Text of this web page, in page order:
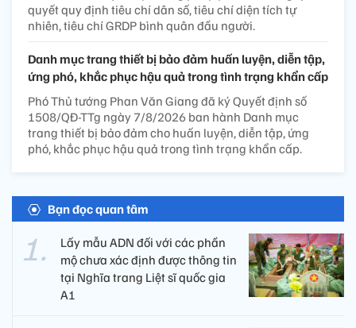
quyết quy định tiêu chí dân số, tiêu chí diện tích tự
nhiên, tiêu chí GRDP bình quân đầu người.
Danh mục trang thiết bị bảo đảm huấn luyện, diễn tập,
ứng phó, khắc phục hậu quả trong tình trạng khẩn cấp
Phó Thủ tướng Phan Văn Giang đã ký Quyết định số
1508/QĐ-TTg ngày 7/8/2026 ban hành Danh mục
trang thiết bị bảo đảm cho huấn luyện, diễn tập, ứng
phó, khắc phục hậu quả trong tình trạng khẩn cấp.
Bạn đọc quan tâm
Lấy mẫu ADN đối với các phần
mộ chưa xác định được thông tin
tại Nghĩa trang Liệt sĩ quốc gia
A1